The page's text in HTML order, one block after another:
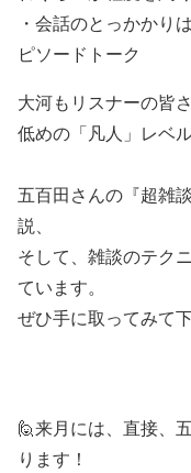
・会話のとっかか
ピソードトーク
大河もリスナーの皆
低めの「凡人」レベ
五百田さんの『超雑
説、
そして、雑談のテク
ています。
ぜひ手に取ってみて下
🙋来月には、直接、
ります！